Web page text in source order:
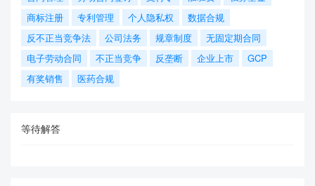
商标注册
专利管理 个人隐私权
数据合规
反不正当竞争法
公司法务 规章制度
无固定期合同
电子劳动合同
不正当竞争 反垄断 企业上市
GCP
有奖销售
医药合规
等待解答